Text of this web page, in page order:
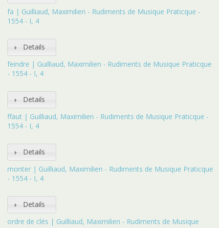
fa | Guilliaud, Maximilien - Rudiments de Musique Praticque -
1554 - I, 4
Details
feindre | Guilliaud, Maximilien - Rudiments de Musique Praticque
- 1554 - I, 4
Details
ffaut | Guilliaud, Maximilien - Rudiments de Musique Praticque -
1554 - I, 4
Details
monter | Guilliaud, Maximilien - Rudiments de Musique Praticque
- 1554 - I, 4
Details
ordre de clés | Guilliaud, Maximilien - Rudiments de Musique